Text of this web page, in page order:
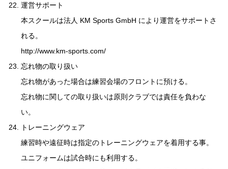
運営サポート
本スクールは法人 KM Sports GmbH により運営をサポートさ
れる。
http://www.km-sports.com/
忘れ物の取り扱い
忘れ物があった場合は練習会場のフロントに預ける。
忘れ物に関しての取り扱いは原則クラブでは責任を負わな
い。
トレーニングウェア
練習時や遠征時は指定のトレーニングウェアを着用する事。
ユニフォームは試合時にも利用する。